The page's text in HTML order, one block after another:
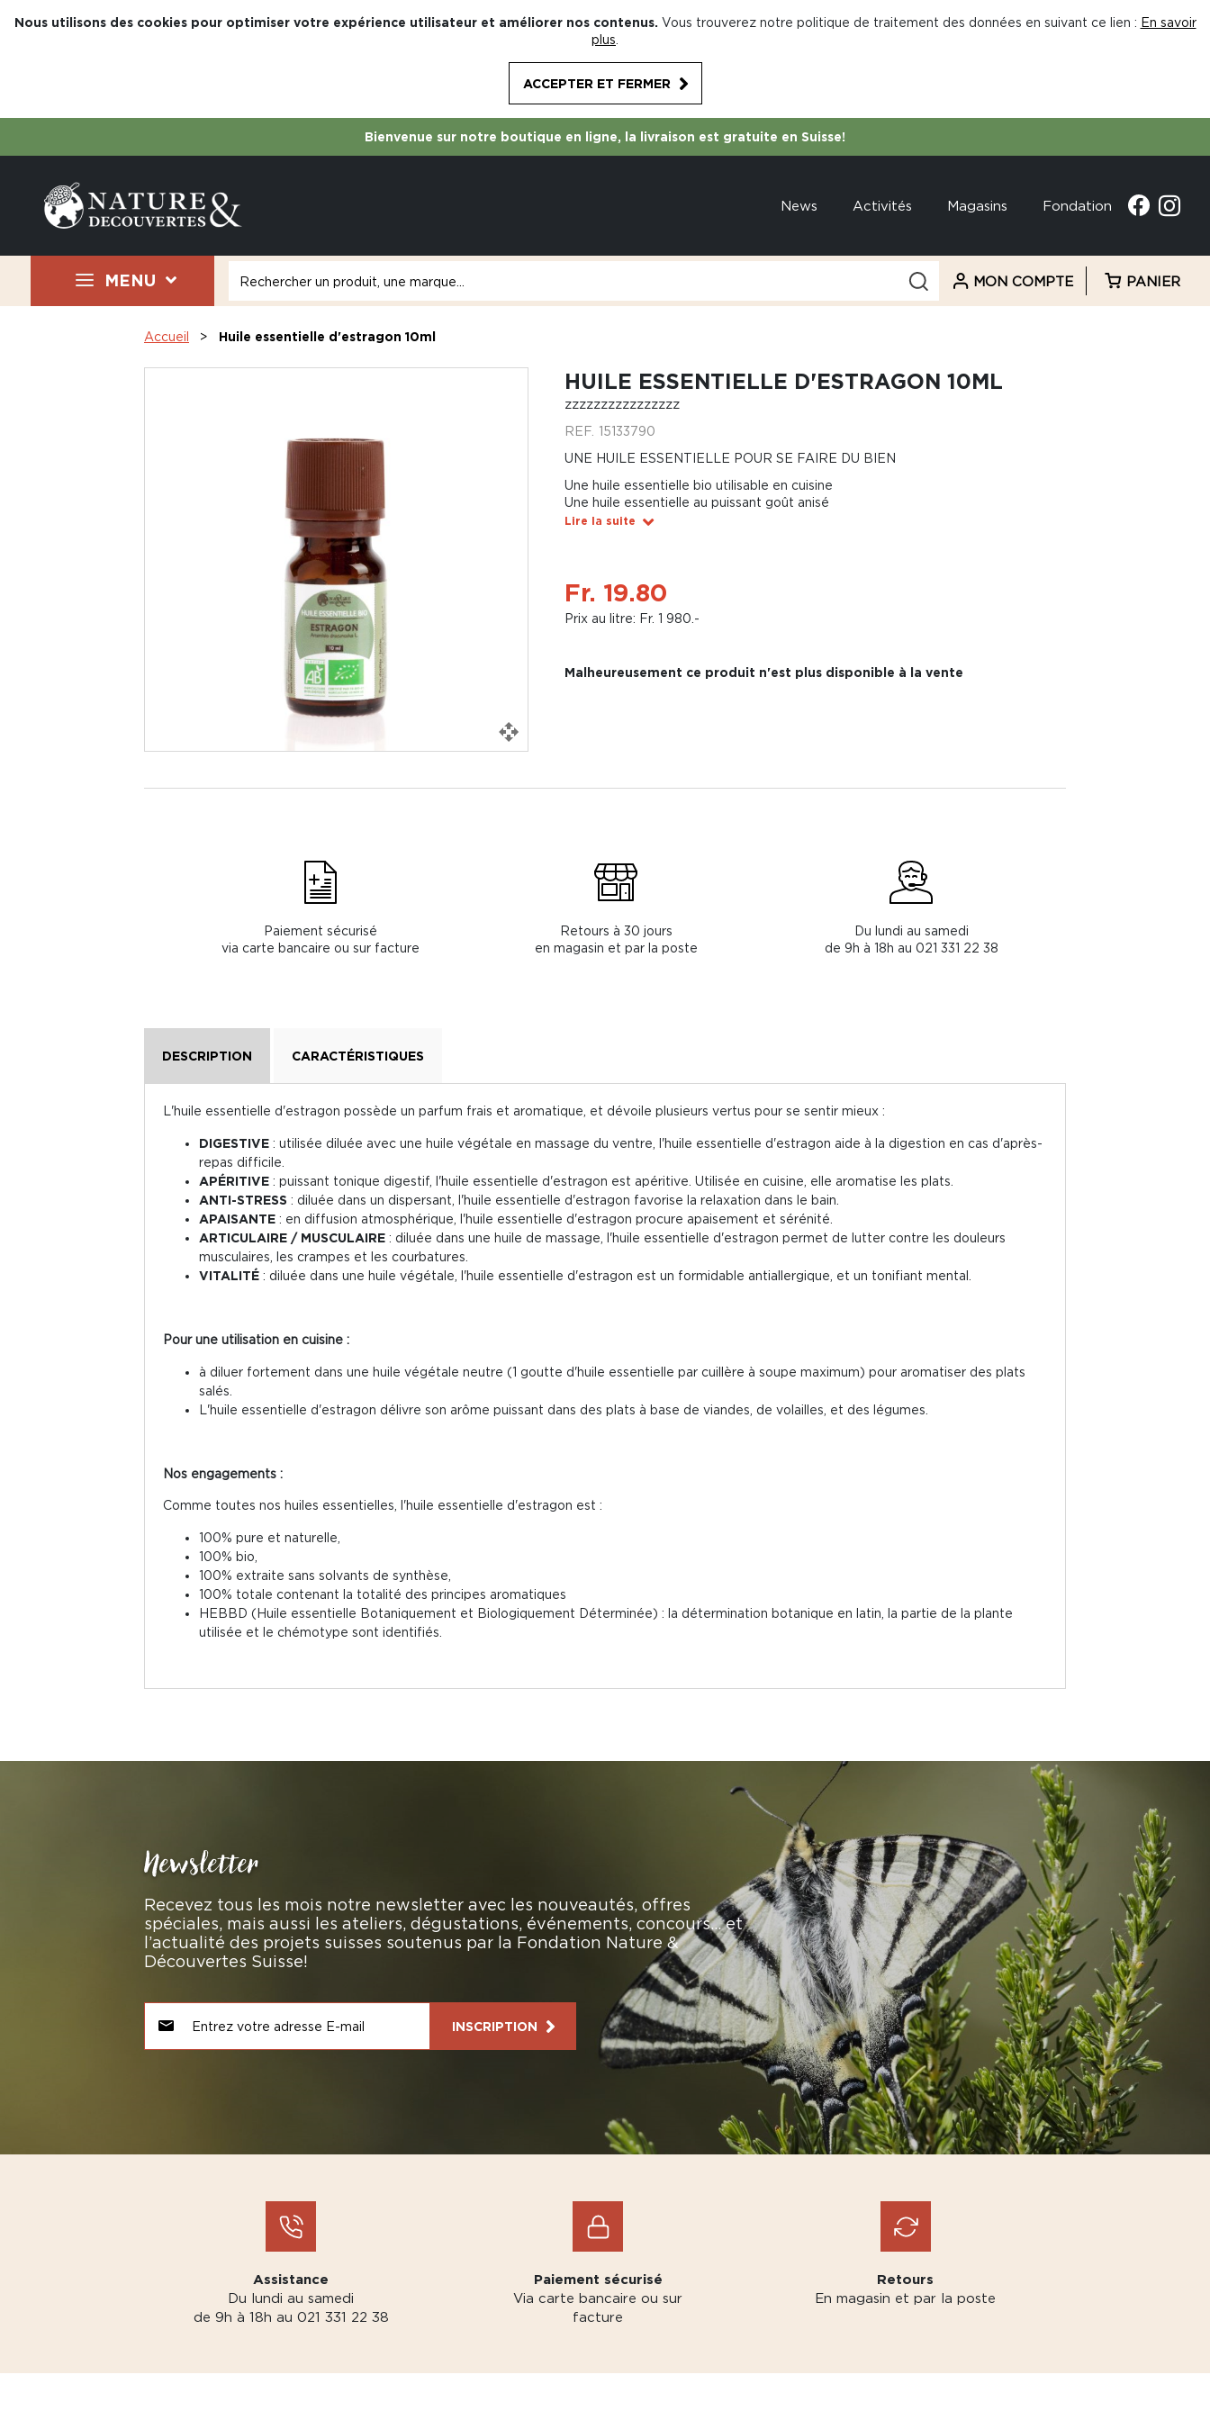
Nous utilisons des cookies pour optimiser votre expérience utilisateur et améliorer nos contenus. Vous trouverez notre politique de traitement des données en suivant ce lien : En savoir
plus
ACCEPTER ET FERMER
Bienvenue sur notre boutique en ligne, la livraison est gratuite en Suisse!
News Activités Magasins Fondation
MENU MON COMPTE PANIER
Accueil Huile essentielle d'estragon 10ml
HUILE ESSENTIELLE D'ESTRAGON 10ML
zzzzzzzzzzzzzzzz
REF. 15133790
UNE HUILE ESSENTIELLE POUR SE FAIRE DU BIEN
Une huile essentielle bio utilisable en cuisine
Une huile essentielle au puissant goût anisé
Lire la suite
Fr. 19.80
Prix au litre: Fr. 1 980.-
Malheureusement ce produit n'est plus disponible à la vente
Paiement sécurisé
via carte bancaire ou sur facture
Retours à 30 jours
en magasin et par la poste
Du lundi au samedi
de 9h à 18h au 021 331 22 38
DESCRIPTION CARACTÉRISTIQUES
L'huile essentielle d'estragon possède un parfum frais et aromatique, et dévoile plusieurs vertus pour se sentir mieux :
DIGESTIVE : utilisée diluée avec une huile végétale en massage du ventre, l'huile essentielle d'estragon aide à la digestion en cas d'après-
repas difficile.
APÉRITIVE : puissant tonique digestif, l'huile essentielle d'estragon est apéritive. Utilisée en cuisine, elle aromatise les plats.
ANTI-STRESS : diluée dans un dispersant, l'huile essentielle d'estragon favorise la relaxation dans le bain.
APAISANTE : en diffusion atmosphérique, l'huile essentielle d'estragon procure apaisement et sérénité.
ARTICULAIRE / MUSCULAIRE : diluée dans une huile de massage, l'huile essentielle d'estragon permet de lutter contre les douleurs
musculaires, les crampes et les courbatures.
VITALITÉ : diluée dans une huile végétale, l'huile essentielle d'estragon est un formidable antiallergique, et un tonifiant mental.
Pour une utilisation en cuisine :
à diluer fortement dans une huile végétale neutre (1 goutte d'huile essentielle par cuillère à soupe maximum) pour aromatiser des plats
salés.
L'huile essentielle d'estragon délivre son arôme puissant dans des plats à base de viandes, de volailles, et des légumes.
Nos engagements :
Comme toutes nos huiles essentielles, l'huile essentielle d'estragon est :
100% pure et naturelle,
100% bio,
100% extraite sans solvants de synthèse,
100% totale contenant la totalité des principes aromatiques
HEBBD (Huile essentielle Botaniquement et Biologiquement Déterminée) : la détermination botanique en latin, la partie de la plante
utilisée et le chémotype sont identifiés.
Newsletter
Recevez tous les mois notre newsletter avec les nouveautés, offres
spéciales, mais aussi les ateliers, dégustations, événements, concours… et
l’actualité des projets suisses soutenus par la Fondation Nature &
Découvertes Suisse!
INSCRIPTION
Assistance
Du lundi au samedi
de 9h à 18h au 021 331 22 38
Paiement sécurisé
Via carte bancaire ou sur
facture
Retours
En magasin et par la poste